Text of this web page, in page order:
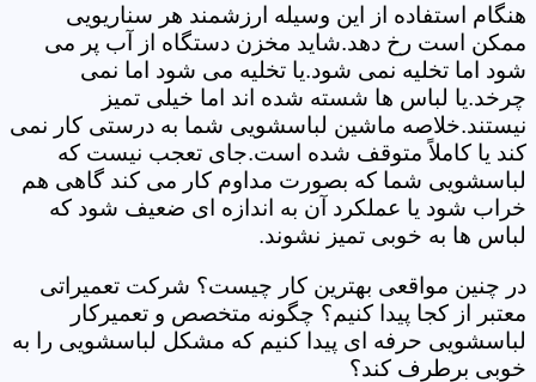
هنگام استفاده از این وسیله ارزشمند هر سناریویی
ممکن است رخ دهد.شاید مخزن دستگاه از آب پر می
شود اما تخلیه نمی شود.یا تخلیه می شود اما نمی
چرخد.یا لباس ها شسته شده اند اما خیلی تمیز
نیستند.خلاصه ماشین لباسشویی شما به درستی کار نمی
کند یا کاملاً متوقف شده است.جای تعجب نیست که
لباسشویی شما که بصورت مداوم کار می کند گاهی هم
خراب شود یا عملکرد آن به اندازه ای ضعیف شود که
لباس ها به خوبی تمیز نشوند.
در چنین مواقعی بهترین کار چیست؟ شرکت تعمیراتی
معتبر از کجا پیدا کنیم؟ چگونه متخصص و تعمیرکار
لباسشویی حرفه ای پیدا کنیم که مشکل لباسشویی را به
خوبی برطرف کند؟